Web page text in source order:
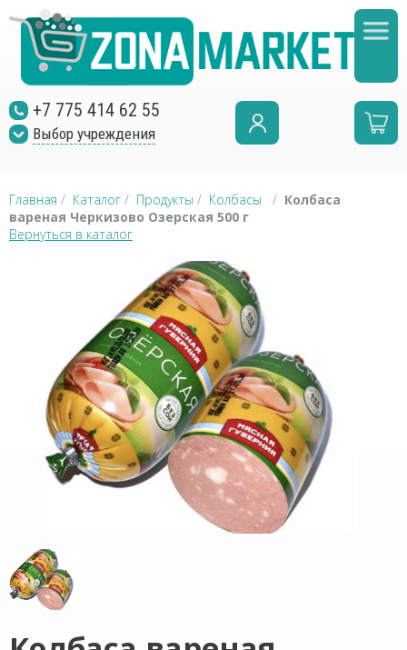
+7 775 414 62 55
Выбор учреждения
Главная / Каталог / Продукты / Колбасы / Колбаса
вареная Черкизово Озерская 500 г
Вернуться в каталог